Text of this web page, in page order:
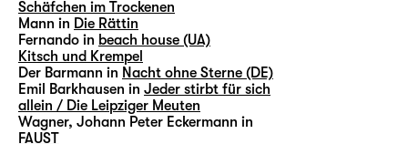
Schäfchen im Trockenen
Mann in Die Rättin
Fernando in beach house (UA)
Kitsch und Krempel
Der Barmann in Nacht ohne Sterne (DE)
Emil Barkhausen in Jeder stirbt für sich
allein / Die Leipziger Meuten
Wagner, Johann Peter Eckermann in
FAUST